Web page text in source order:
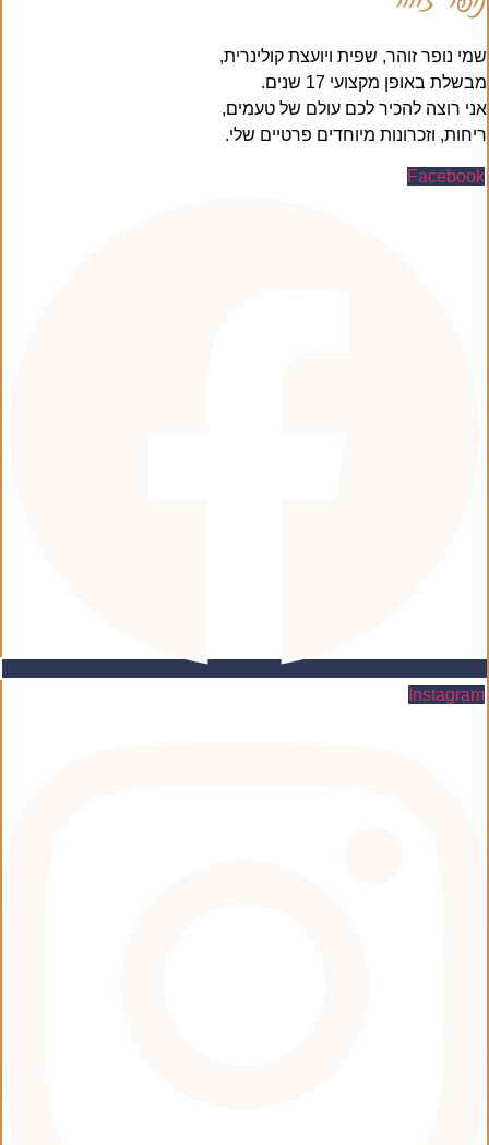
שמי נופר זוהר, שפית ויועצת קולינרית,
מבשלת באופן מקצועי 17 שנים.
אני רוצה להכיר לכם עולם של טעמים,
ריחות, וזכרונות מיוחדים פרטיים שלי.
Facebook
Instagram